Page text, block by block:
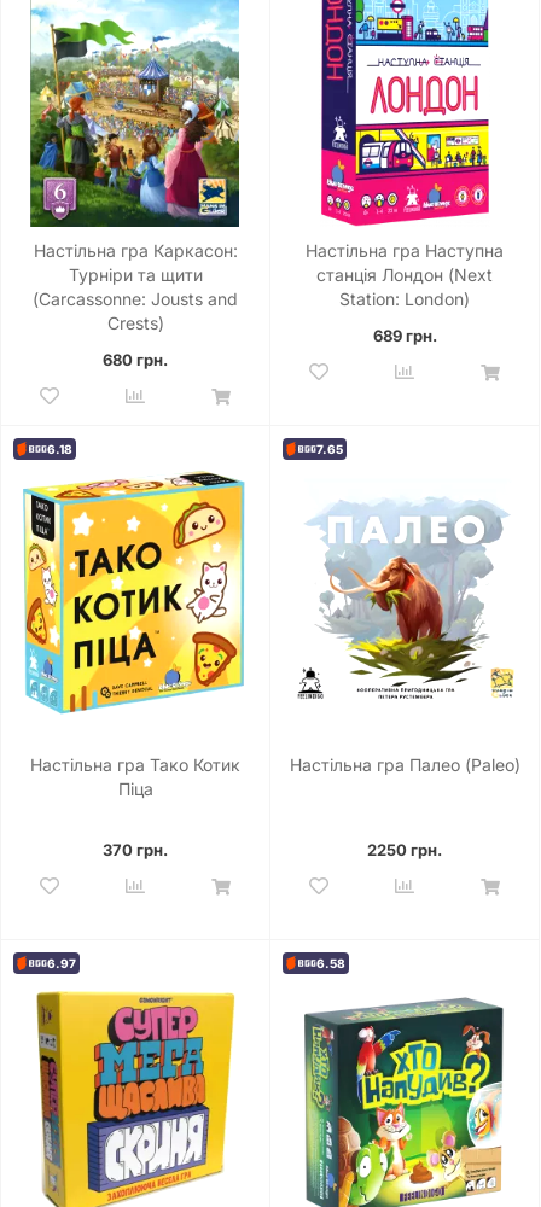
Настільна гра Каркасон:
Турніри та щити
(Carcassonne: Jousts and
Crests)
680 грн.
Настільна гра Наступна
станція Лондон (Next
Station: London)
689 грн.
6.18
Настільна гра Тако Котик
Піца
370 грн.
7.65
Настільна гра Палео (Paleo)
2250 грн.
6.97 6.58